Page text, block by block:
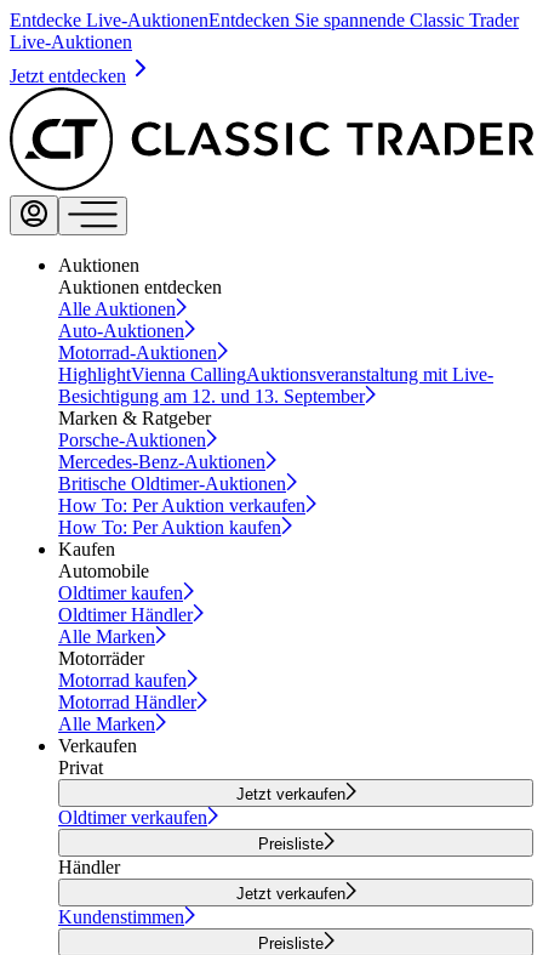
Entdecke Live-AuktionenEntdecken Sie spannende Classic Trader
Live-Auktionen
Jetzt entdecken
Auktionen
Auktionen entdecken
Alle Auktionen
Auto-Auktionen
Motorrad-Auktionen
HighlightVienna CallingAuktionsveranstaltung mit Live-
Besichtigung am 12. und 13. September
Marken & Ratgeber
Porsche-Auktionen
Mercedes-Benz-Auktionen
Britische Oldtimer-Auktionen
How To: Per Auktion verkaufen
How To: Per Auktion kaufen
Kaufen
Automobile
Oldtimer kaufen
Oldtimer Händler
Alle Marken
Motorräder
Motorrad kaufen
Motorrad Händler
Alle Marken
Verkaufen
Privat
Jetzt verkaufen
Oldtimer verkaufen
Preisliste
Händler
Jetzt verkaufen
Kundenstimmen
Preisliste